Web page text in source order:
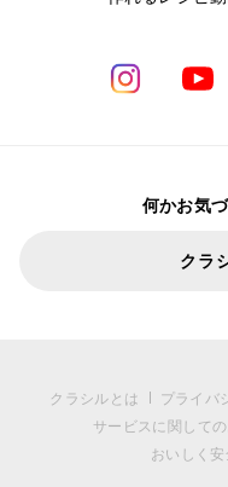
何かお気
クラ
クラシルとは プライバ
サービスに関して
おいしく